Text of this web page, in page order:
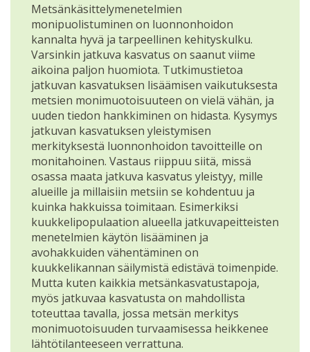
Metsänkäsittelymenetelmien
monipuolistuminen on luonnonhoidon
kannalta hyvä ja tarpeellinen kehityskulku.
Varsinkin jatkuva kasvatus on saanut viime
aikoina paljon huomiota. Tutkimustietoa
jatkuvan kasvatuksen lisäämisen vaikutuksesta
metsien monimuotoisuuteen on vielä vähän, ja
uuden tiedon hankkiminen on hidasta. Kysymys
jatkuvan kasvatuksen yleistymisen
merkityksestä luonnonhoidon tavoitteille on
monitahoinen. Vastaus riippuu siitä, missä
osassa maata jatkuva kasvatus yleistyy, mille
alueille ja millaisiin metsiin se kohdentuu ja
kuinka hakkuissa toimitaan. Esimerkiksi
kuukkelipopulaation alueella jatkuvapeitteisten
menetelmien käytön lisääminen ja
avohakkuiden vähentäminen on
kuukkelikannan säilymistä edistävä toimenpide.
Mutta kuten kaikkia metsänkasvatustapoja,
myös jatkuvaa kasvatusta on mahdollista
toteuttaa tavalla, jossa metsän merkitys
monimuotoisuuden turvaamisessa heikkenee
lähtötilanteeseen verrattuna.